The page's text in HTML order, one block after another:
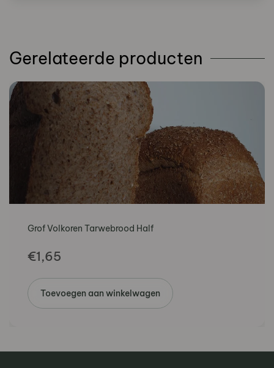
Gerelateerde producten
Grof Volkoren Tarwebrood Half
€1,65
Toevoegen aan winkelwagen